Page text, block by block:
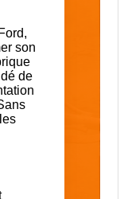
son
de